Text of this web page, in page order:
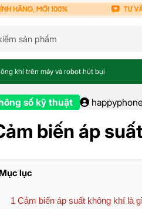
khí trên máy và robot hút bụi
số kỹ thuật
biến áp
lục
1 Cảm biến áp suất không khí là